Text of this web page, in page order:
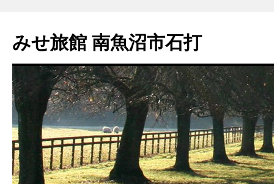
テ
ン
ス
キ
ッ
プ
みせ旅館 南魚沼市石打